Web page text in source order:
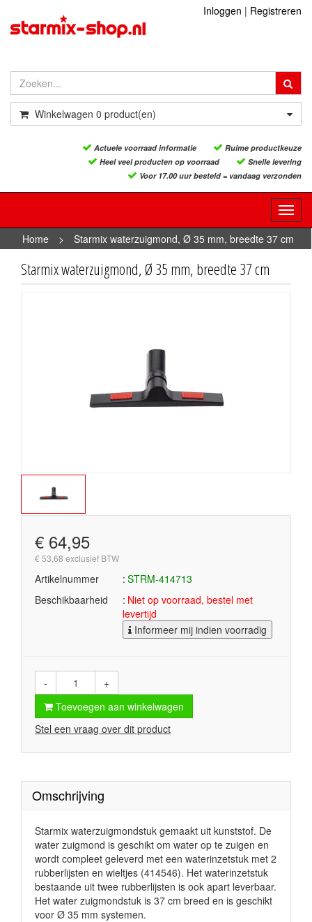
Inloggen | Registreren
Winkelwagen 0 product(en)
Actuele voorraad informatie
Ruime productkeuze
Heel veel producten op voorraad
Snelle levering
Voor 17.00 uur besteld = vandaag verzonden
Home
> Starmix waterzuigmond, Ø 35 mm, breedte 37 cm
Starmix waterzuigmond, Ø 35 mm, breedte 37 cm
€ 64,95
€ 53,68 exclusief BTW
Artikelnummer
STRM-414713
Beschikbaarheid
Niet op voorraad, bestel met
levertijd
Informeer mij indien voorradig
-
+
Toevoegen aan winkelwagen
Stel een vraag over dit product
Omschrijving
Starmix waterzuigmondstuk gemaakt uit kunststof. De
water zuigmond is geschikt om water op te zuigen en
wordt compleet geleverd met een waterinzetstuk met 2
rubberlijsten en wieltjes (414546). Het waterinzetstuk
bestaande uit twee rubberlijsten is ook apart leverbaar.
Het water zuigmondstuk is 37 cm breed en is geschikt
voor Ø 35 mm systemen.